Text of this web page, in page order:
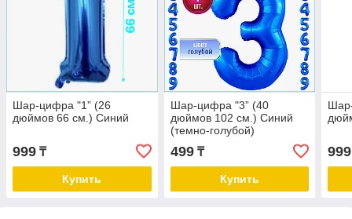
Шар-цифра "1” (26
дюймов 66 см.) Синий
999 ₸
Купить
Шар-цифра "3” (40
дюймов 102 см.) Синий
(темно-голубой)
499₸
Купить
999